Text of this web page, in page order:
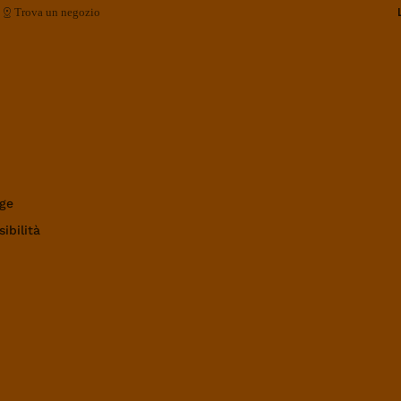
Trova un negozio